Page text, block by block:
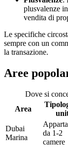
plusvalenze
vendita di
Le specifiche
sempre con un
la transazione.
Aree
Dove si
Area
Dubai
Marina
da 1-2
camere